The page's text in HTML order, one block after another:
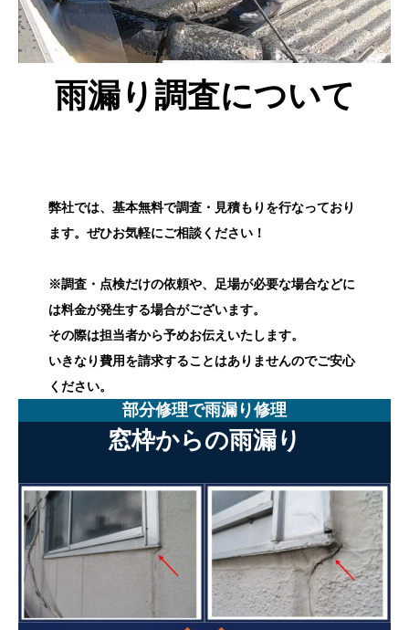
雨漏り調査について
弊社では、基本無料で調査・見積もりを行なっており
ます。ぜひお気軽にご相談ください！
※調査・点検だけの依頼や、足場が必要な場合などに
は料金が発生する場合がございます。
その際は担当者から予めお伝えいたします。
いきなり費用を請求することはありませんのでご安心
ください。
部分修理で雨漏り修理
窓枠からの雨漏り